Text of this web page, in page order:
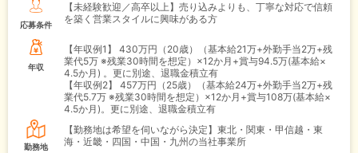
応募条件
【未経験歓迎／高卒以上】売り込みよりも、丁寧な対応で信頼
を築く営業スタイルに興味がある方
年収
【年収例1】
430万円（20歳）（基本給21万+外勤手当2万+残
業代5万 ※残業30時間を想定）×12か月+賞与94.5万(基本給×
4.5か月) 。更に別途、退職金積立有
【年収例2】
457万円（25歳）（基本給24万+外勤手当2万+残
業代5.7万 ※残業30時間を想定）×12か月+賞与108万(基本給×
4.5か月)。更に別途、退職金積立有
勤務地
【勤務地は希望を伺いながら決定】東北・関東・甲信越・東
海・近畿・四国・中国・九州の当社事業所